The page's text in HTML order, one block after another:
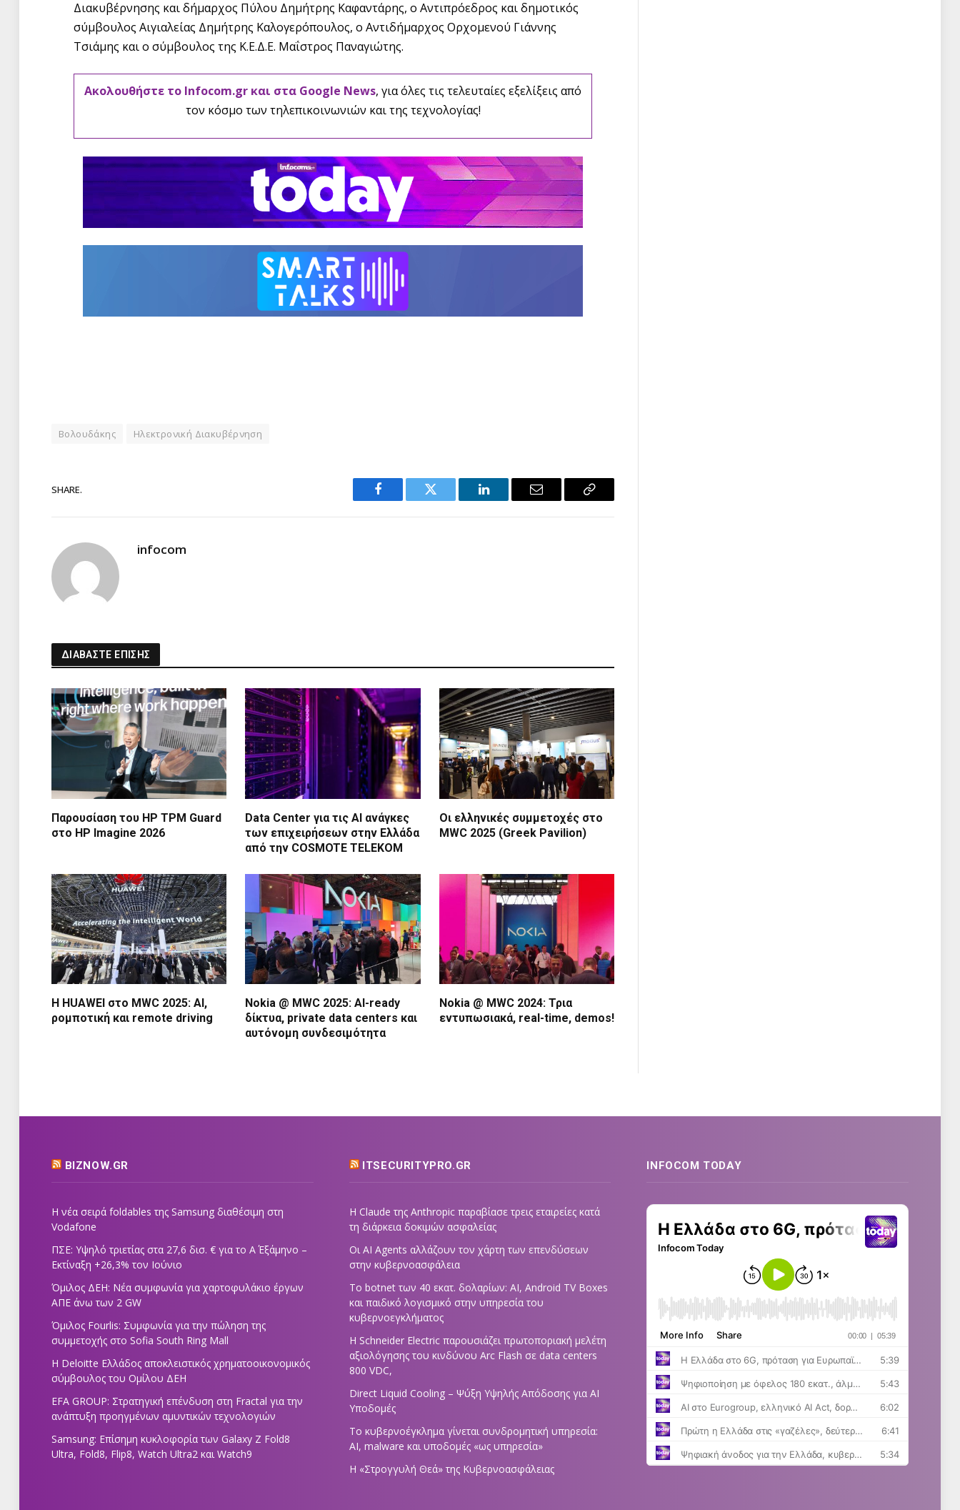
Διακυβέρνησης και δήμαρχος Πύλου Δημήτρης Καφαντάρης, ο Αντιπρόεδρος και δημοτικός
σύμβουλος Αιγιαλείας Δημήτρης Καλογερόπουλος, ο Αντιδήμαρχος Ορχομενού Γιάννης
Τσιάμης και ο σύμβουλος της Κ.Ε.Δ.Ε. Μαΐστρος Παναγιώτης.
Ακολουθήστε το Infocom.gr και στα Google News, για όλες τις τελευταίες εξελίξεις από
τον κόσμο των τηλεπικοινωνιών και της τεχνολογίας!
Βολουδάκης Ηλεκτρονική Διακυβέρνηση
SHARE.
Facebook Twitter LinkedIn Email
Copy
infocom
ΔΙΑΒΑΣΤΕ ΕΠΙΣΗΣ
Παρουσίαση του HP TPM Guard
στο HP Imagine 2026
Data Center για τις ΑΙ ανάγκες
των επιχειρήσεων στην Ελλάδα
από την COSMOTE TELEKOM
Οι ελληνικές συμμετοχές στο
MWC 2025 (Greek Pavilion)
Η HUAWEI στο MWC 2025: AI,
ρομποτική και remote driving
Nokia @ MWC 2025: AI-ready
δίκτυα, private data centers και
αυτόνομη συνδεσιμότητα
Nokia @ MWC 2024: Τρια
εντυπωσιακά, real-time, demos!
BIZNOW.GR
Η νέα σειρά foldables της Samsung διαθέσιμη στη
Vodafone
ΠΣΕ: Υψηλό τριετίας στα 27,6 δισ. € για το Α΄ Εξάμηνο –
Εκτίναξη +26,3% τον Ιούνιο
Όμιλος ΔΕΗ: Νέα συμφωνία για χαρτοφυλάκιο έργων
ΑΠΕ άνω των 2 GW
Όμιλος Fourlis: Συμφωνία για την πώληση της
συμμετοχής στο Sofia South Ring Mall
Η Deloitte Ελλάδος αποκλειστικός χρηματοοικονομικός
σύμβουλος του Ομίλου ΔΕΗ
EFA GROUP: Στρατηγική επένδυση στη Fractal για την
ανάπτυξη προηγμένων αμυντικών τεχνολογιών
Samsung: Επίσημη κυκλοφορία των Galaxy Z Fold8
Ultra, Fold8, Flip8, Watch Ultra2 και Watch9
ITSECURITYPRO.GR
Η Claude της Anthropic παραβίασε τρεις εταιρείες κατά
τη διάρκεια δοκιμών ασφαλείας
Οι AI Agents αλλάζουν τον χάρτη των επενδύσεων
στην κυβερνοασφάλεια
Το botnet των 40 εκατ. δολαρίων: AI, Android TV Boxes
και παιδικό λογισμικό στην υπηρεσία του
κυβερνοεγκλήματος
Η Schneider Electric παρουσιάζει πρωτοποριακή μελέτη
αξιολόγησης του κινδύνου Arc Flash σε data centers
800 VDC,
Direct Liquid Cooling – Ψύξη Υψηλής Απόδοσης για AI
Υποδομές
Το κυβερνοέγκλημα γίνεται συνδρομητική υπηρεσία:
AI, malware και υποδομές «ως υπηρεσία»
Η «Στρογγυλή Θεά» της Κυβερνοασφάλειας
INFOCOM TODAY